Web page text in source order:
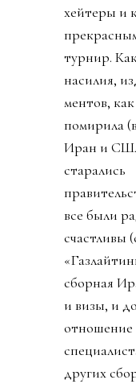
хейтеры и
турнир.
насилия,
ментов,
помирила
Иран и
старались
все были
счастливы
сборная
и визы, и
других